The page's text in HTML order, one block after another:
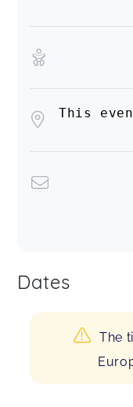
This
Dates
The